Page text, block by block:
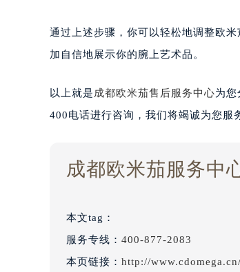
通过上述步骤，你可以轻松地调整欧
加自信地展示你的腕上艺术品。
以上就是 成都欧米茄售后服务中心为您
400电话进行咨询，我们将竭诚为您服
成都欧米茄服务中
本文tag：
服务专线： 400-877-2083
本页链接： http://